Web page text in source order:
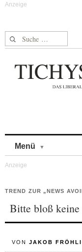
Suche nach:
Menü
TREND ZUR „NEWS
Bitte bloß
VON JAKOB